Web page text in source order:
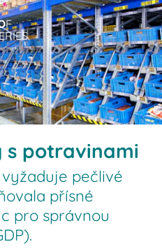
F
s potravinami
pečlivé
přísné
pro správnou